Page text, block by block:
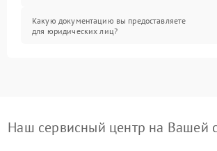
Какую документацию вы предоставляете
для юридических лиц?
Наш сервисный центр на Вашей